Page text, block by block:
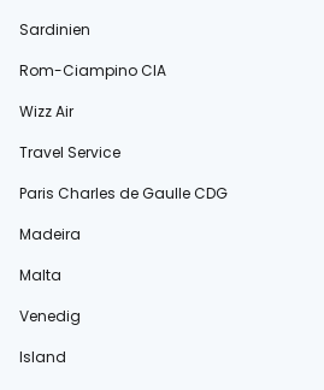
Sardinien
Rom-Ciampino CIA
Wizz Air
Travel Service
Paris Charles de Gaulle CDG
Madeira
Malta
Venedig
Island